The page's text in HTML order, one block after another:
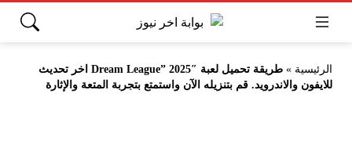
الرئيسية »
طريقة تحميل لعبة Dream League” 2025″ اخر تحديث
للايفون والاندرويد. قم بتنزيله الآن واستمتع بتجربة المتعة والإثارة